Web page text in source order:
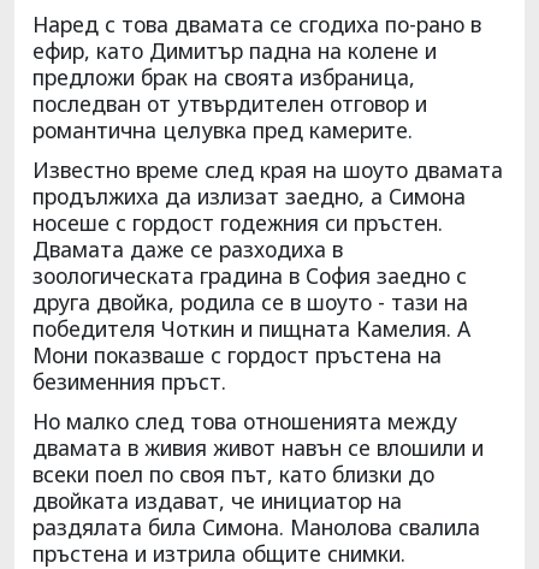
Наред с това двамата се сгодиха по-рано в
ефир, като Димитър падна на колене и
предложи брак на своята избраница,
последван от утвърдителен отговор и
романтична целувка пред камерите.
Известно време след края на шоуто двамата
продължиха да излизат заедно, а Симона
носеше с гордост годежния си пръстен.
Двамата даже се разходиха в
зоологическата градина в София заедно с
друга двойка, родила се в шоуто - тази на
победителя Чоткин и пищната Камелия. А
Мони показваше с гордост пръстена на
безименния пръст.
Но малко след това отношенията между
двамата в живия живот навън се влошили и
всеки поел по своя път, като близки до
двойката издават, че инициатор на
раздялата била Симона. Манолова свалила
пръстена и изтрила общите снимки.